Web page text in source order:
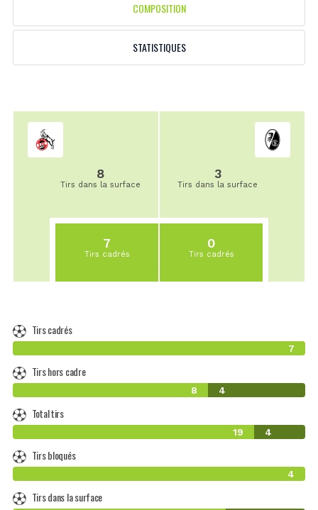
COMPOSITION
STATISTIQUES
8
Tirs dans la surface
7
Tirs cadrés
3
Tirs dans la surface
0
Tirs cadrés
Tirs cadrés
7
Tirs hors cadre
8 4
Total tirs
19 4
Tirs bloqués
4
Tirs dans la surface